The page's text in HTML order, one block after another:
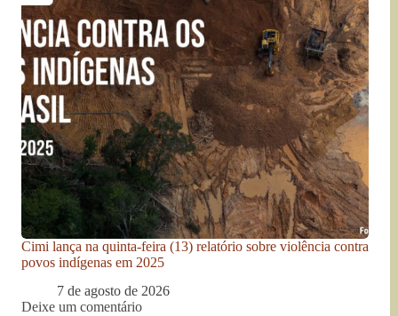
Cimi lança na quinta-feira (13) relatório sobre violência contra
povos indígenas em 2025
7 de agosto de 2026
Deixe um comentário